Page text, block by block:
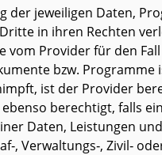
der jeweiligen Daten,
in ihren Rechten
vom Provider für den
bzw. Programme
ist der Provider
berechtigt, falls
Daten, Leistungen
Verwaltungs‑, Zivil‑